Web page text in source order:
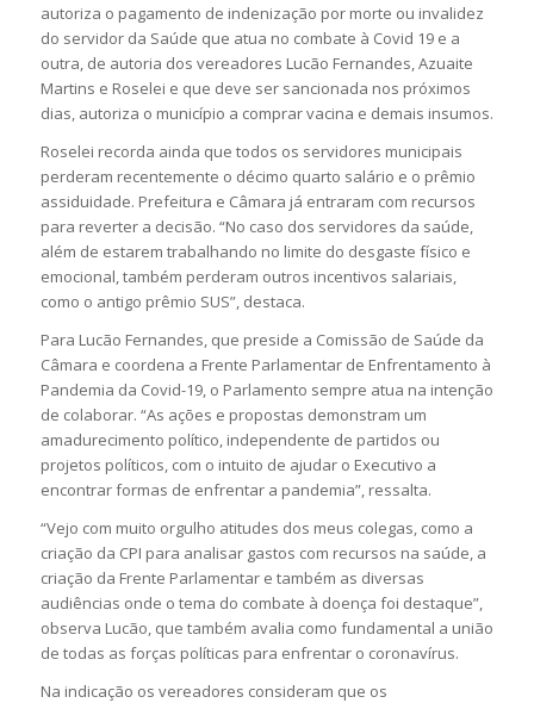
autoriza o pagamento de indenização por morte ou invalidez
do servidor da Saúde que atua no combate à Covid 19 e a
outra, de autoria dos vereadores Lucão Fernandes, Azuaite
Martins e Roselei e que deve ser sancionada nos próximos
dias, autoriza o município a comprar vacina e demais insumos.
Roselei recorda ainda que todos os servidores municipais
perderam recentemente o décimo quarto salário e o prêmio
assiduidade. Prefeitura e Câmara já entraram com recursos
para reverter a decisão. “No caso dos servidores da saúde,
além de estarem trabalhando no limite do desgaste físico e
emocional, também perderam outros incentivos salariais,
como o antigo prêmio SUS”, destaca.
Para Lucão Fernandes, que preside a Comissão de Saúde da
Câmara e coordena a Frente Parlamentar de Enfrentamento à
Pandemia da Covid-19, o Parlamento sempre atua na intenção
de colaborar. “As ações e propostas demonstram um
amadurecimento político, independente de partidos ou
projetos políticos, com o intuito de ajudar o Executivo a
encontrar formas de enfrentar a pandemia”, ressalta.
“Vejo com muito orgulho atitudes dos meus colegas, como a
criação da CPI para analisar gastos com recursos na saúde, a
criação da Frente Parlamentar e também as diversas
audiências onde o tema do combate à doença foi destaque”,
observa Lucão, que também avalia como fundamental a união
de todas as forças políticas para enfrentar o coronavírus.
Na indicação os vereadores consideram que os